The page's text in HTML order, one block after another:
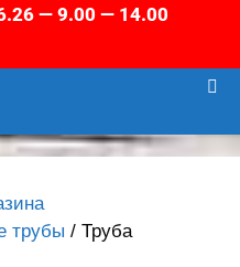
— 9.00 — 14.00
трубы / Труба